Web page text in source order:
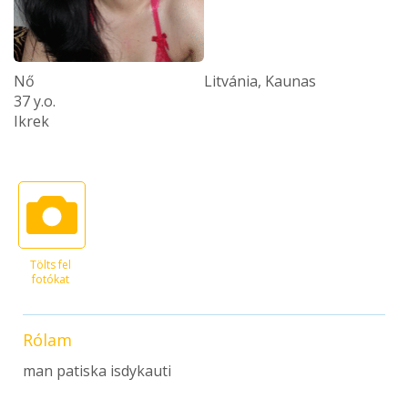
Nő
37 y.o.
Ikrek
Litvánia, Kaunas
Tölts fel
fotókat
Rólam
man patiska isdykauti